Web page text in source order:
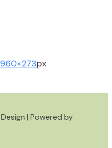
960×273px
| Powered by